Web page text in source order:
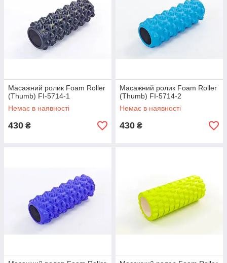
Масажний ролик Foam Roller
(Thumb) FI-5714-1
Немає в наявності
430 ₴
Масажний ролик Foam Roller
(Thumb) FI-5714-2
Немає в наявності
430 ₴